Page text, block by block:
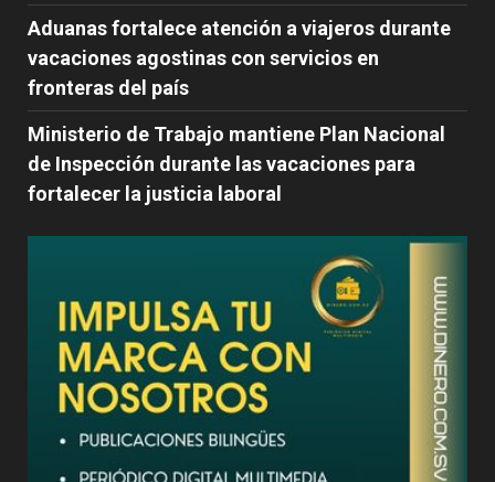
Aduanas fortalece atención a viajeros durante
vacaciones agostinas con servicios en
fronteras del país
Ministerio de Trabajo mantiene Plan Nacional
de Inspección durante las vacaciones para
fortalecer la justicia laboral